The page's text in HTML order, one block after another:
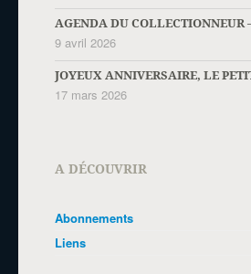
AGENDA DU COLLECTIONNEUR
9 avril 2026
JOYEUX ANNIVERSAIRE, LE
17 mars 2026
A DÉCOUVRIR
Abonnements
Liens